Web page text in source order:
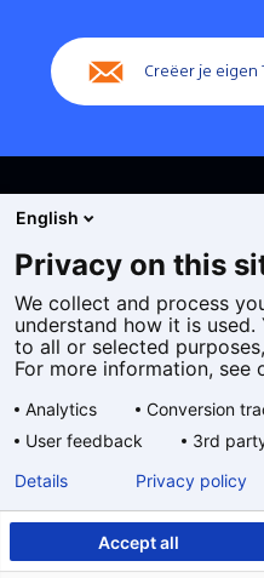
Creëer je eigen
Cookies
Privacy statement
Toegankelijkheid
Algemene voorwaarden
English
Privacy on this
We collect and process
understand how it is
to all or selected
For more information, see
Analytics Conversion
User feedback
3rd
Accept all
Details Privacy policy